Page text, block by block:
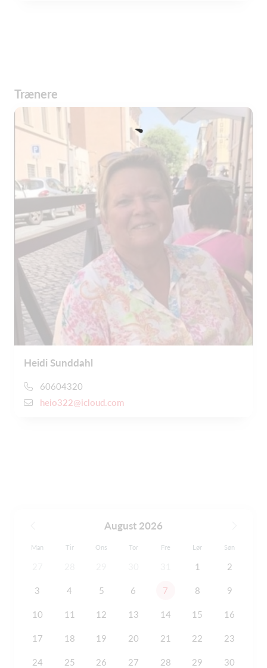
Trænere
Heidi Sunddahl
60604320
heio322@icloud.com
August 2026
Man Tir Ons Tor Fre Lør Søn
1 2
3 4 5 6 7 8 9
10 11 12 13 14 15 16
17 18 19 20 21 22 23
24 25 26 27 28 29 30